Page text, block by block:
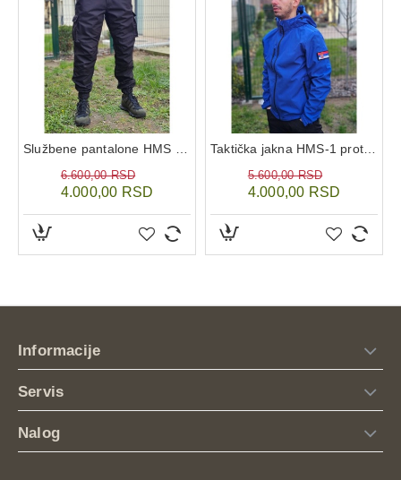
Službene pantalone HMS crne
4.000,00 RSD
6.600,00 RSD
Taktička jakna HMS-1 protect plava
4.000,00 RSD
5.600,00 RSD
Informacije
Servis
Nalog